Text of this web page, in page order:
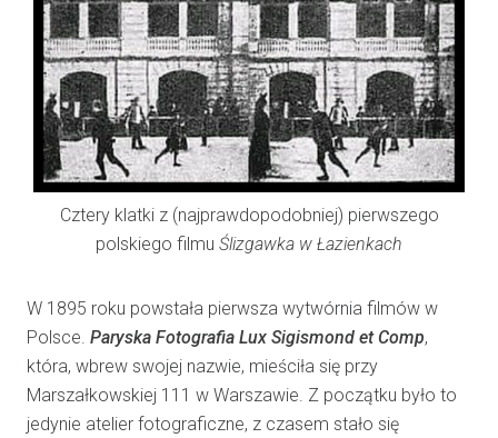
Cztery klatki z (najprawdopodobniej) pierwszego
polskiego filmu Ślizgawka w Łazienkach
W 1895 roku powstała pierwsza wytwórnia filmów w
Polsce. Paryska Fotografia Lux Sigismond et Comp,
która, wbrew swojej nazwie, mieściła się przy
Marszałkowskiej 111 w Warszawie. Z początku było to
jedynie atelier fotograficzne, z czasem stało się